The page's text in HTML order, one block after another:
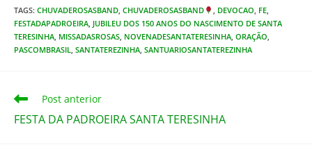
c
e
o
k
itt
er
er
e
ss
e
er
at
s
p
ai
l
TAGS: CHUVADEROSASBAND, CHUVADEROSASBAND , DEVOCAO, FE,
FESTADAPADROEIRA, JUBILEU DOS 150 ANOS DO NASCIMENTO DE SANTA
TERESINHA, MISSADASROSAS, NOVENADESANTATERESINHA, ORAÇÃO,
PASCOMBRASIL, SANTATEREZINHA, SANTUARIOSANTATEREZINHA
Leia
artigos
Post anterior
FESTA DA PADROEIRA SANTA TERESINHA